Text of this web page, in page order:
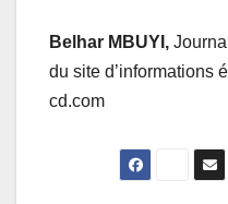
Belhar MBUYI,
du site d’informations
cd.com